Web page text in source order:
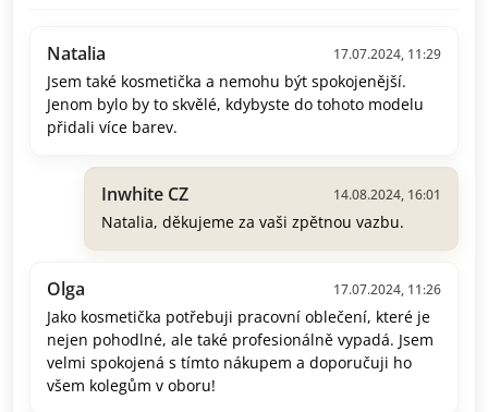
Natalia 17.07.2024, 11:29
Jsem také kosmetička a nemohu být spokojenější.
Jenom bylo by to skvělé, kdybyste do tohoto modelu
přidali více barev.
Inwhite CZ 14.08.2024, 16:01
Natalia, děkujeme za vaši zpětnou vazbu.
Olga 17.07.2024, 11:26
Jako kosmetička potřebuji pracovní oblečení, které je
nejen pohodlné, ale také profesionálně vypadá. Jsem
velmi spokojená s tímto nákupem a doporučuji ho
všem kolegům v oboru!